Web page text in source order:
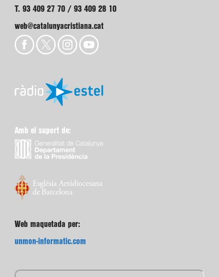
T. 93 409 27 70 / 93 409 28 10
web@catalunyacristiana.cat
Amb el suport de:
Web maquetada per:
unmon-informatic.com